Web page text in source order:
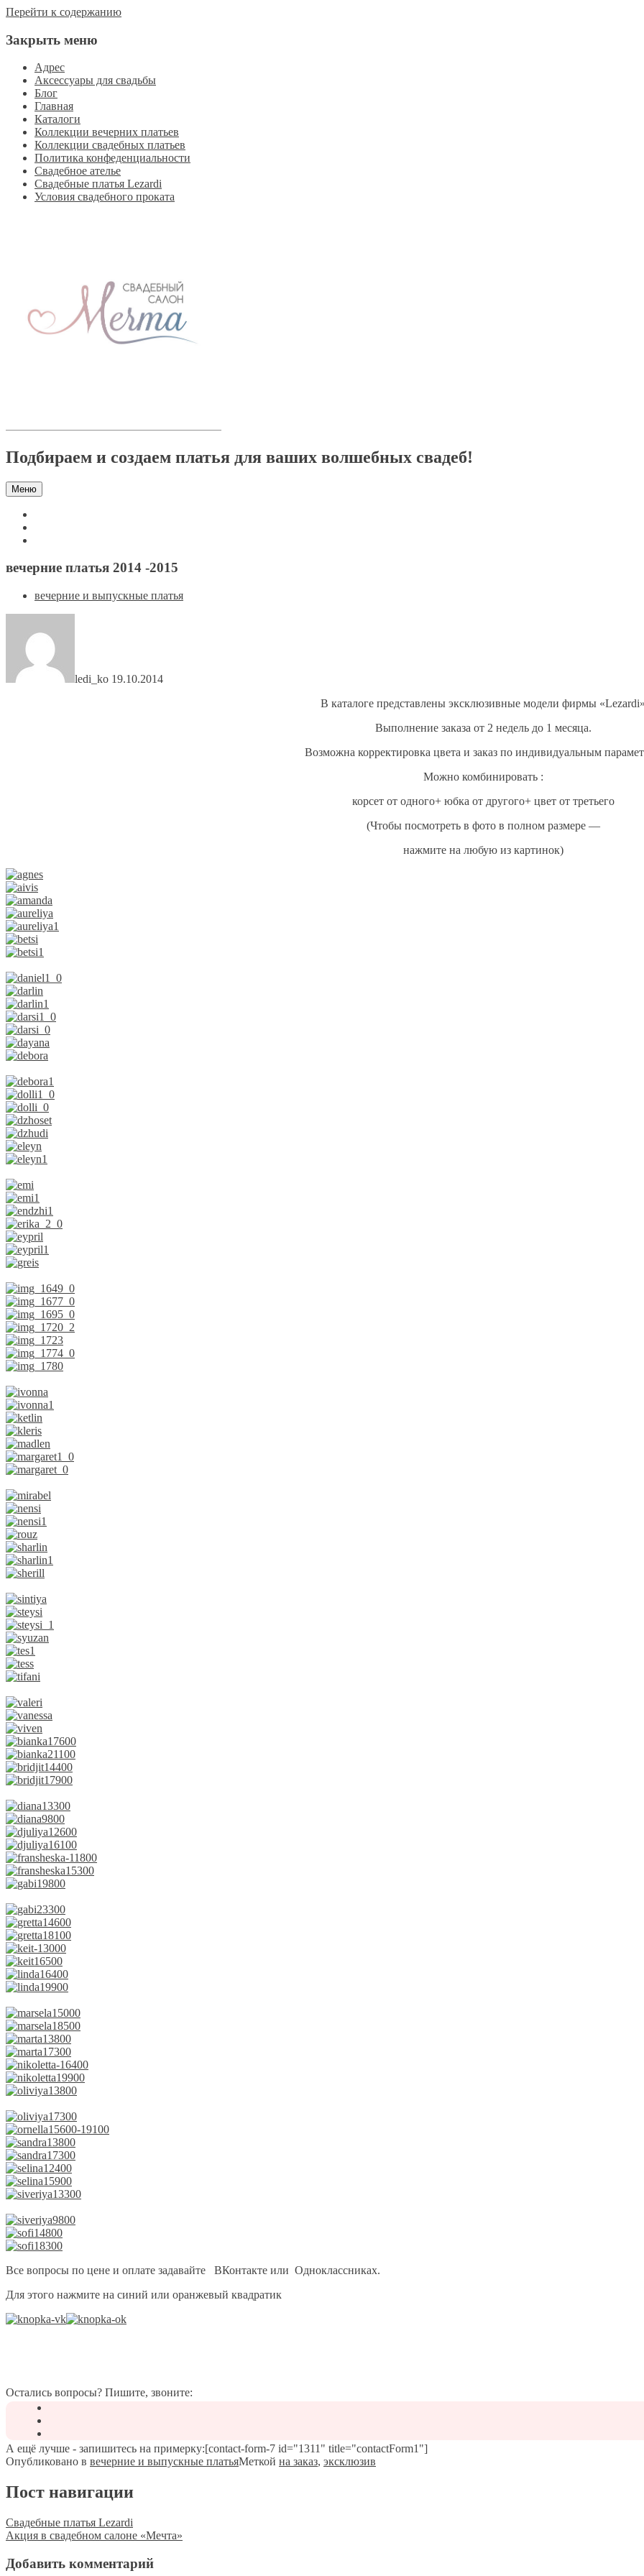
Перейти к содержанию
Закрыть меню
Адрес
Аксессуары для свадьбы
Блог
Главная
Каталоги
Коллекции вечерних платьев
Коллекции свадебных платьев
Политика конфеденциальности
Свадебное ателье
Свадебные платья Lezardi
Условия свадебного проката
Подбираем и создаем платья для ваших волшебных свадеб!
Меню
вечерние платья 2014 -2015
вечерние и выпускные платья
ledi_ko 19.10.2014
В каталоге представлены эксклюзивные модели фирмы «Lezardi»
Выполнение заказа от 2 недель до 1 месяца.
Возможна корректировка цвета и заказ по индивидуальным
Можно комбинировать :
корсет от одного+ юбка от другого+ цвет от третьего
(Чтобы посмотреть в фото в полном размере —
нажмите на любую из картинок)
Все вопросы по цене и оплате задавайте ВКонтакте или Одноклассниках.
Для этого нажмите на синий или оранжевый квадратик
Остались вопросы? Пишите, звоните:
А ещё лучше - запишитесь на примерку:[contact-form-7 id="1311" title="contactForm1"]
Опубликовано в вечерние и выпускные платьяМеткой на заказ, эксклюзив
Пост навигации
Свадебные платья Lezardi
Акция в свадебном салоне «Мечта»
Добавить комментарий